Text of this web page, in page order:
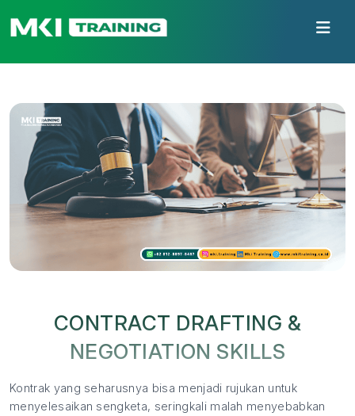
CONTRACT DRAFTING &
NEGOTIATION SKILLS
Kontrak yang seharusnya bisa menjadi rujukan untuk
menyelesaikan sengketa, seringkali malah menyebabkan